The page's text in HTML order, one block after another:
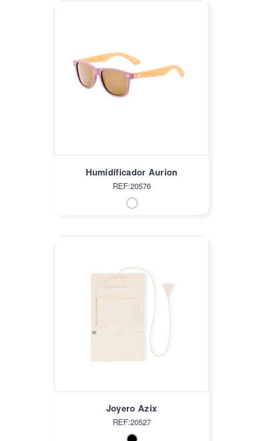
Humidificador Aurion
REF:20576
Joyero Azix
REF:20527